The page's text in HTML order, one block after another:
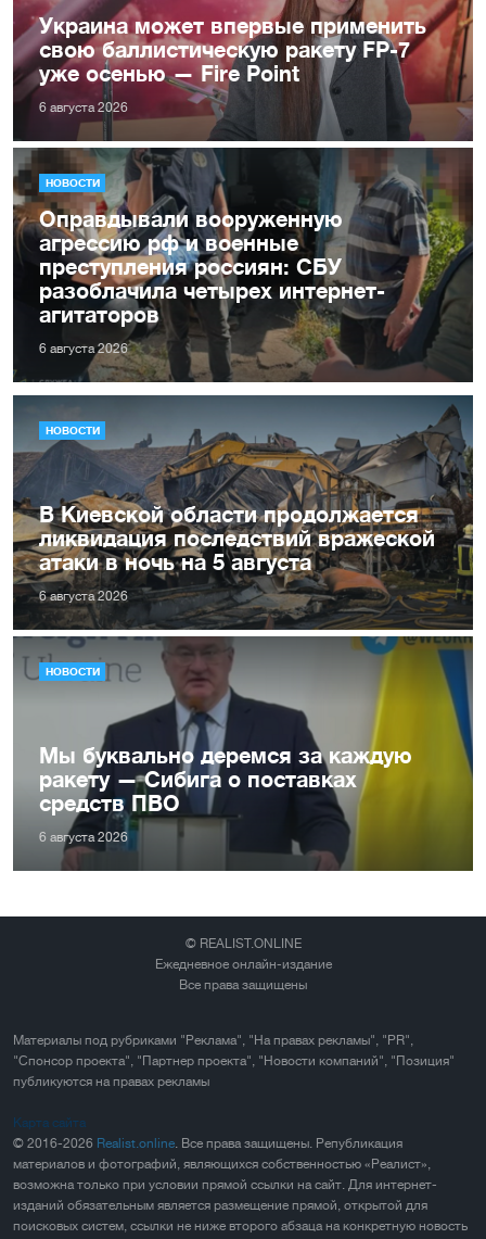
Украина может впервые применить
свою баллистическую ракету FP-7
уже осенью — Fire Point
6 августа 2026
НОВОСТИ
Оправдывали вооруженную
агрессию рф и военные
преступления россиян: СБУ
разоблачила четырех интернет-
агитаторов
6 августа 2026
НОВОСТИ
В Киевской области продолжается
ликвидация последствий вражеской
атаки в ночь на 5 августа
6 августа 2026
НОВОСТИ
Мы буквально деремся за каждую
ракету — Сибига о поставках
средств ПВО
6 августа 2026
© REALIST.ONLINE
Ежедневное онлайн-издание
Все права защищены
Материалы под рубриками "Реклама", "На правах рекламы", "PR",
"Спонсор проекта", "Партнер проекта", "Новости компаний", "Позиция"
публикуются на правах рекламы
Карта сайта
© 2016-2026 Realist.online . Все права защищены. Републикация
материалов и фотографий, являющихся собственностью «Реалист»,
возможна только при условии прямой ссылки на сайт. Для интернет-
изданий обязательным является размещение прямой, открытой для
поисковых систем, ссылки не ниже второго абзаца на конкретную новость